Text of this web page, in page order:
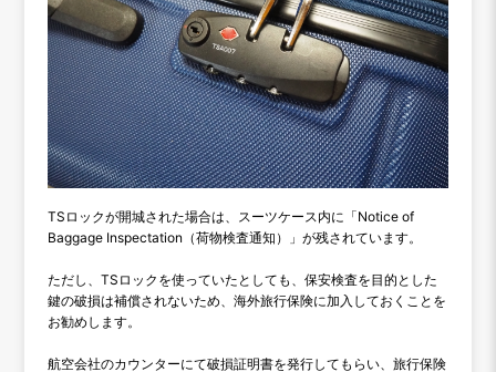
TSロックが開城された場合は、スーツケース内に「Notice of
Baggage Inspectation（荷物検査通知）」が残されています。
ただし、TSロックを使っていたとしても、保安検査を目的とした
鍵の破損は補償されないため、海外旅行保険に加入しておくことを
お勧めします。
航空会社のカウンターにて破損証明書を発行してもらい、旅行保険